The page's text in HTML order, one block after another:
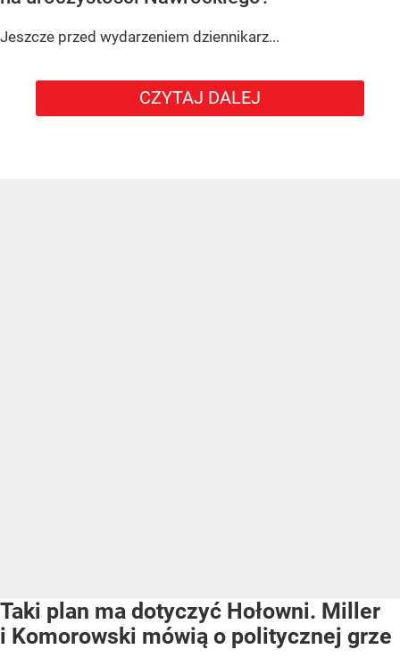
Jeszcze przed wydarzeniem dziennikarz...
CZYTAJ DALEJ
Taki plan ma dotyczyć Hołowni. Miller
i Komorowski mówią o politycznej grze